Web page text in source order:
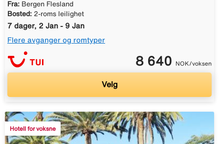
Fra: Bergen Flesland
Bosted: 2-roms leilighet
7 dager, 2 Jan - 9 Jan
Flere avganger og romtyper
8 640 NOK/voksen
Velg
Hotell for voksne